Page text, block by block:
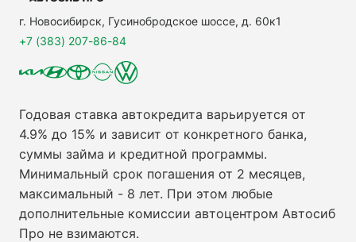
г. Новосибирск, Гусинобродское шоссе, д. 60к1
+7 (383) 207-86-84
Годовая ставка автокредита варьируется от
4.9% до 15% и зависит от конкретного банка,
суммы займа и кредитной программы.
Минимальный срок погашения от 2 месяцев,
максимальный - 8 лет. При этом любые
дополнительные комиссии автоцентром Автосиб
Про не взимаются.